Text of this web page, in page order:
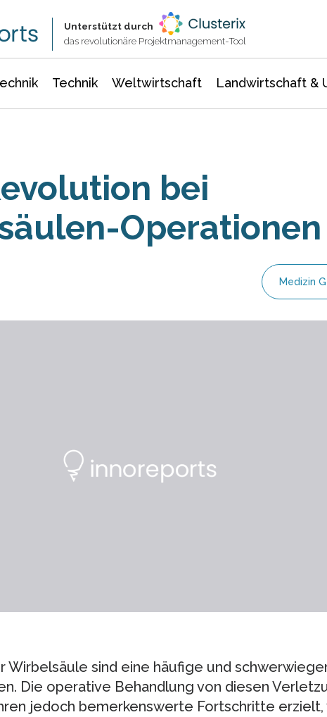
Unterstützt durch
das revolutionäre Projektmanagement-Tool
Technik Weltwirtschaft Landwirtschaft &
bei
Operationen
Medizin
Wirbelsäule sind eine häufige und
Die operative Behandlung von diesen
jedoch bemerkenswerte Fortschritte erzielt,